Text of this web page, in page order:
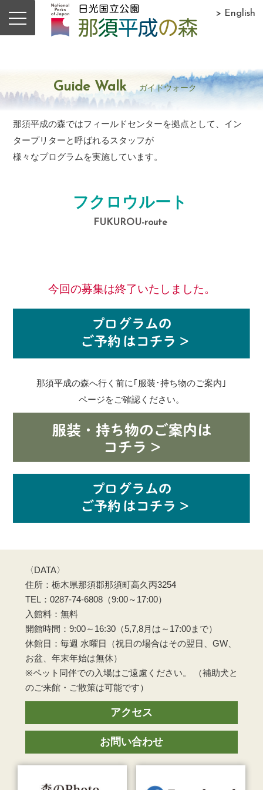
> English
Guide Walk ガイドウォーク
那須平成の森ではフィールドセンターを拠点として、イン
タープリターと呼ばれるスタッフが
様々なプログラムを実施しています。
フクロウルート
FUKUROU-route
今回の募集は終了いたしました。
那須平成の森へ行く前に｢服装･持ち物のご案内｣
ページをご確認ください。
〈DATA〉
住所：栃木県那須郡那須町高久丙3254
TEL：0287-74-6808（9:00～17:00）
入館料：無料
開館時間：9:00～16:30（5,7,8月は～17:00まで）
休館日：毎週 水曜日（祝日の場合はその翌日、GW、
お盆、年末年始は無休）
※ペット同伴での入場はご遠慮ください。 （補助犬と
のご来館・ご散策は可能です）
アクセス
お問い合わせ